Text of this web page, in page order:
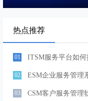
热点推荐
01
02
03 CSM客户服务管理